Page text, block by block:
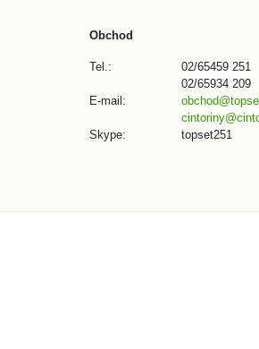
Obchod
Tel.:
02/65459 251
02/65934 209
E-mail:
Skype:
topset251